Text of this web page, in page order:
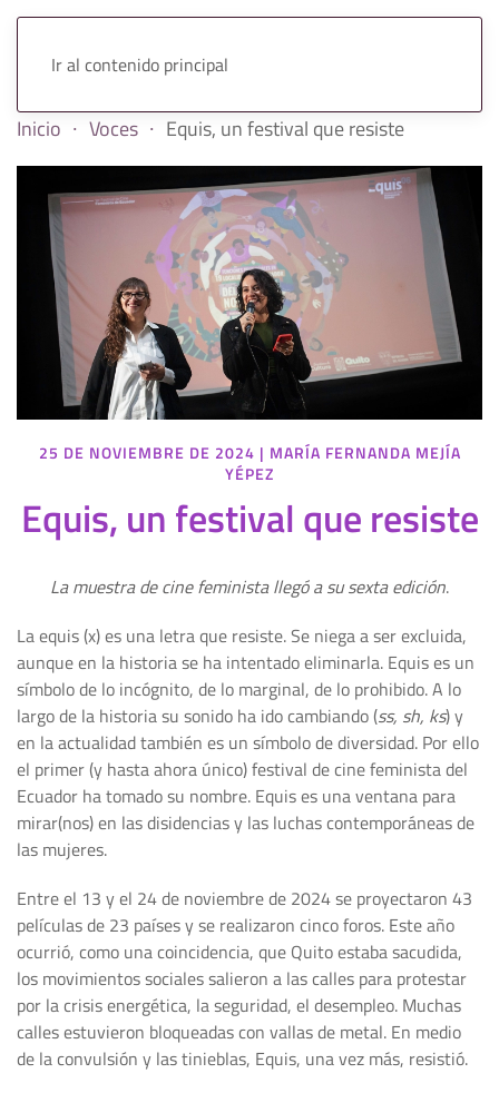
Ir al contenido principal
Inicio Voces Equis, un festival que resiste
25 DE NOVIEMBRE DE 2024 | MARÍA FERNANDA MEJÍA
YÉPEZ
Equis, un festival que resiste
La muestra de cine feminista llegó a su sexta edición.
La equis (x) es una letra que resiste. Se niega a ser excluida,
aunque en la historia se ha intentado eliminarla. Equis es un
símbolo de lo incógnito, de lo marginal, de lo prohibido. A lo
largo de la historia su sonido ha ido cambiando (ss, sh, ks) y
en la actualidad también es un símbolo de diversidad. Por ello
el primer (y hasta ahora único) festival de cine feminista del
Ecuador ha tomado su nombre. Equis es una ventana para
mirar(nos) en las disidencias y las luchas contemporáneas de
las mujeres.
Entre el 13 y el 24 de noviembre de 2024 se proyectaron 43
películas de 23 países y se realizaron cinco foros. Este año
ocurrió, como una coincidencia, que Quito estaba sacudida,
los movimientos sociales salieron a las calles para protestar
por la crisis energética, la seguridad, el desempleo. Muchas
calles estuvieron bloqueadas con vallas de metal. En medio
de la convulsión y las tinieblas, Equis, una vez más, resistió.